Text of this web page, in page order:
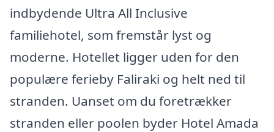
indbydende Ultra All Inclusive
familiehotel, som fremstår lyst og
moderne. Hotellet ligger uden for den
populære ferieby Faliraki og helt ned til
stranden. Uanset om du foretrækker
stranden eller poolen byder Hotel Amada